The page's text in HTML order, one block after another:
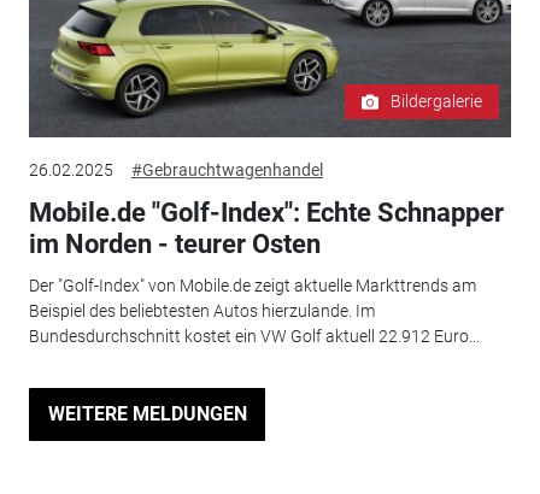
Bildergalerie
26.02.2025 #Gebrauchtwagenhandel
Mobile.de "Golf-Index": Echte Schnapper
im Norden - teurer Osten
Der "Golf-Index" von Mobile.de zeigt aktuelle Markttrends am
Beispiel des beliebtesten Autos hierzulande. Im
Bundesdurchschnitt kostet ein VW Golf aktuell 22.912 Euro...
WEITERE MELDUNGEN